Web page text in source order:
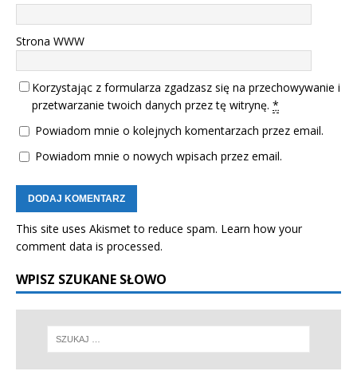
Strona WWW
Korzystając z formularza zgadzasz się na przechowywanie i
przetwarzanie twoich danych przez tę witrynę. *
Powiadom mnie o kolejnych komentarzach przez email.
Powiadom mnie o nowych wpisach przez email.
This site uses Akismet to reduce spam. Learn how your
comment data is processed.
WPISZ SZUKANE SŁOWO